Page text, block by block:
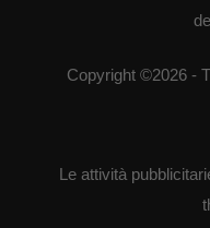
Copyright ©2026 -
Le attività